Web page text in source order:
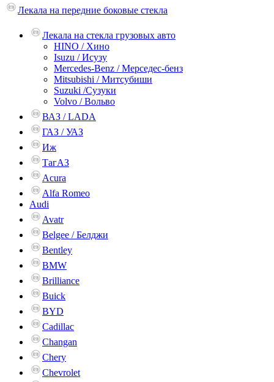
Лекала на передние боковые стекла
Лекала на стекла грузовых авто
HINO / Хино
Isuzu / Исузу
Mercedes-Benz / Мерседес-бенз
Mitsubishi / Митсубиши
Suzuki /Сузуки
Volvo / Вольво
ВАЗ / LADA
ГАЗ / УАЗ
Иж
ТагАЗ
Acura
Alfa Romeo
Audi
Avatr
Belgee / Белджи
Bentley
BMW
Brilliance
Buick
BYD
Cadillac
Changan
Chery
Chevrolet